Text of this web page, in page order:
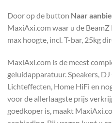
Door op de button Naar
MaxiAxi.com waar u de
max hoogte, incl. T-bar, 25kg
MaxiAxi.com is de meest
geluidapparatuur. Speakers,
Lichteffecten, Home HiFi en
voor de allerlaagste prijs
goedkoper is, maakt